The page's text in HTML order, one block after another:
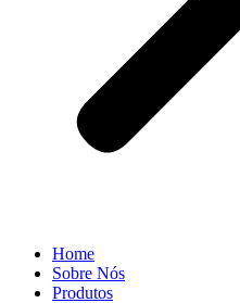
Home
Sobre Nós
Produtos